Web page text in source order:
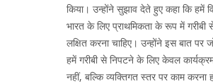
किया। उन्होंने सुझाव देते हुए कहा कि हमें
भारत के लिए प्राथमिकता के रूप में गरीबी
लक्षित करना चाहिए। उन्होंने इस बात पर
हमें गरीबी से निपटने के लिए केवल
नहीं, बल्कि व्यक्तिगत स्तर पर काम करना